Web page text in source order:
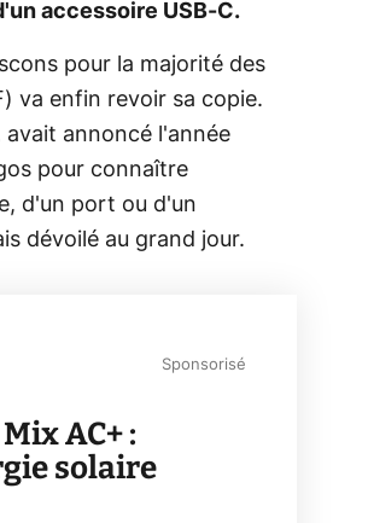
accessoire USB-C.
pour la majorité des
va enfin revoir sa copie.
avait annoncé l'année
pour connaître
d'un port ou d'un
dévoilé au grand jour.
Sponsorisé
AC+ :
solaire